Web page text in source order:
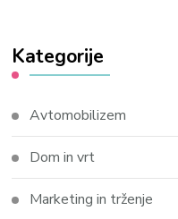
Kategorije
Avtomobilizem
Dom in vrt
Marketing in trženje